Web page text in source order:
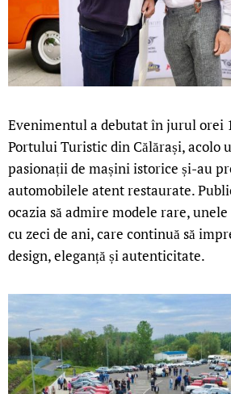
Evenimentul a debutat în jurul orei
Portului Turistic din Călărași, acolo
pasionații de mașini istorice și-au
automobilele atent restaurate.
ocazia să admire modele rare,
cu zeci de ani, care continuă să
design, eleganță și autenticitate.